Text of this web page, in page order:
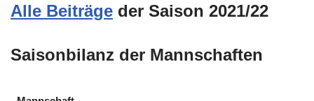
Alle Beiträge der Saison 2021/22
Saisonbilanz der Mannschaften